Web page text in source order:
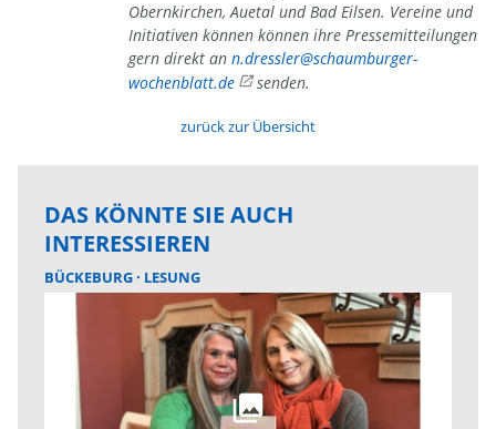
Obernkirchen, Auetal und Bad Eilsen. Vereine und
Initiativen können können ihre Pressemitteilungen
gern direkt an n.dressler@schaumburger-
wochenblatt.de
senden.
zurück zur Übersicht
DAS KÖNNTE SIE AUCH
INTERESSIEREN
BÜCKEBURG LESUNG